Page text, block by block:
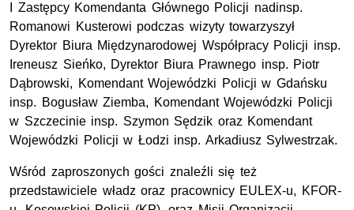
I Zastępcy Komendanta Głównego Policji nadinsp.
Romanowi Kusterowi podczas wizyty towarzyszył
Dyrektor Biura Międzynarodowej Współpracy Policji insp.
Ireneusz Sieńko, Dyrektor Biura Prawnego insp. Piotr
Dąbrowski, Komendant Wojewódzki Policji w Gdańsku
insp. Bogusław Ziemba, Komendant Wojewódzki Policji
w Szczecinie insp. Szymon Sędzik oraz Komendant
Wojewódzki Policji w Łodzi insp. Arkadiusz Sylwestrzak.
Wśród zaproszonych gości znaleźli się też
przedstawiciele władz oraz pracownicy EULEX-u, KFOR-